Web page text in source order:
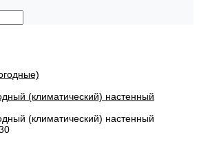
(климатический) настенный
(климатический) настенный